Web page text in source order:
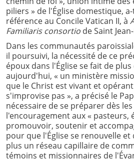
piliers » de l'Église domestique,
référence au Concile Vatican II, à
Familiaris consortio de Saint
Dans les communautés
il poursuivi, la nécessité de ce
époux dans l'Église se fait de
aujourd'hui, « un ministère
que le Christ est vivant et
s'improvise pas », a précisé le
nécessaire de se préparer dès
l'encouragement aux « pasteurs,
promouvoir, soutenir et
pour que l'Église se renouvelle et
plus un réseau capillaire de
témoins et missionnaires de